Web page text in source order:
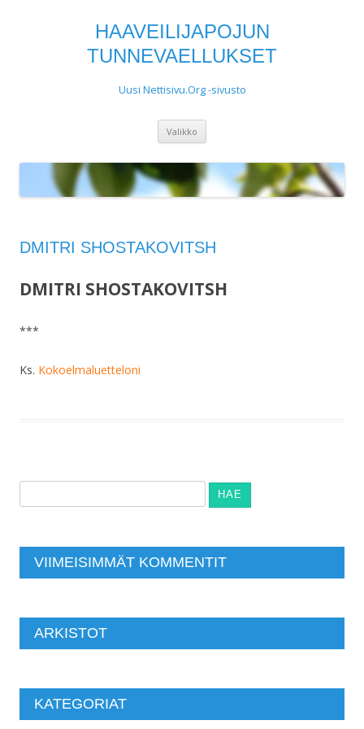
HAAVEILIJAPOJUN
TUNNEVAELLUKSET
Uusi Nettisivu.Org -sivusto
Valikko
DMITRI SHOSTAKOVITSH
DMITRI SHOSTAKOVITSH
***
Ks. Kokoelmaluetteloni
VIIMEISIMMÄT KOMMENTIT
ARKISTOT
KATEGORIAT